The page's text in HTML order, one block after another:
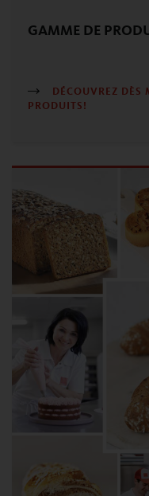
GAMME DE
DÉCOUVREZ
PRODUITS!